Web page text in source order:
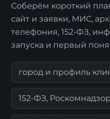
Соберём короткий
сайт и заявки, МИС,
телефония, 152-ФЗ,
запуска и первый
город и профиль
152-ФЗ,